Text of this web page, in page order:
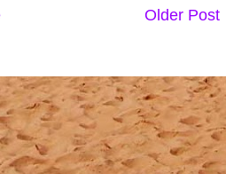
Older Post